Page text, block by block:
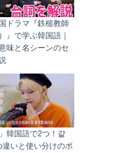
ドラマ『鉄槌教師
』で学ぶ韓国語｜
味と名シーンのセ
韓国語で2つ！같
違いと使い分けのポ